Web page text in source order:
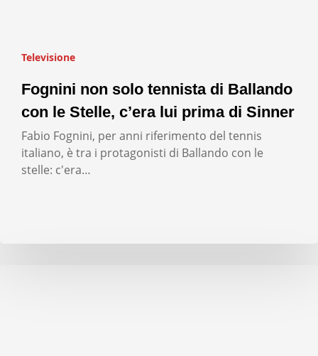
Televisione
Fognini non solo tennista di Ballando
con le Stelle, c’era lui prima di Sinner
Fabio Fognini, per anni riferimento del tennis
italiano, è tra i protagonisti di Ballando con le
stelle: c'era…